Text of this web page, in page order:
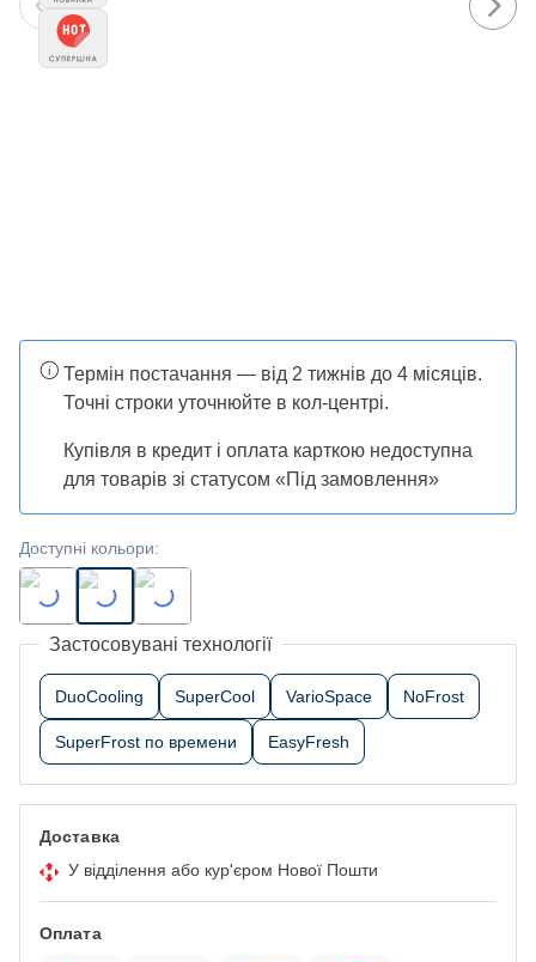
Термін постачання — від 2 тижнів до 4 місяців.
Точні строки уточнюйте в кол-центрі.
Купівля в кредит і оплата карткою недоступна
для товарів зі статусом «Під замовлення»
Доступні кольори:
Застосовувані технології
DuoCooling SuperCool VarioSpace NoFrost
SuperFrost по времени EasyFresh
Доставка
У відділення або кур'єром Нової Пошти
Оплата